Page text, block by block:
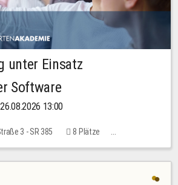
unter Einsatz
Software
13:00
3 - SR 385
8 Plätze